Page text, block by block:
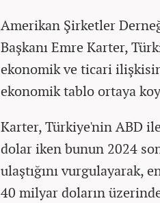
Amerikan Şirketler
Başkanı Emre Karter,
ekonomik ve ticari
ekonomik tablo ortaya
Karter, Türkiye'nin ABD
dolar iken bunun 2024
ulaştığını vurgulayarak,
40 milyar doların